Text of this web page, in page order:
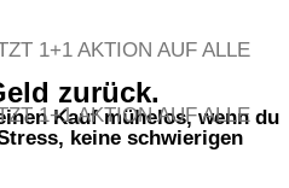
1+1 AKTION AUF ALLE
1+1 AKTION AUF ALLE
zurück.
Kauf mühelos, wenn du
keine schwierigen